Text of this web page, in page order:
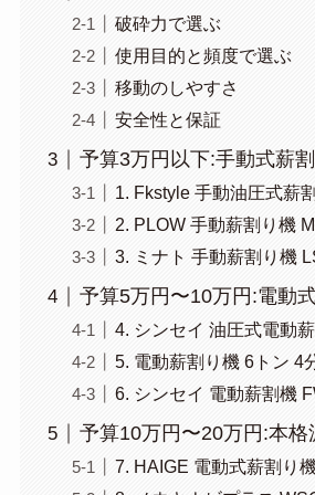
破砕力で選ぶ
使用目的と頻度で選ぶ
移動のしやすさ
安全性と保証
予算3万円以下:手動式薪
1. Fkstyle 手動油圧式薪
2. PLOW 手動薪割り機
3. ミナト 手動薪割り機
予算5万円〜10万円:電動
4. シンセイ 油圧式電動
5. 電動薪割り機 6トン 4
6. シンセイ 電動薪割機
予算10万円〜20万円:本格
7. HAIGE 電動式薪割り